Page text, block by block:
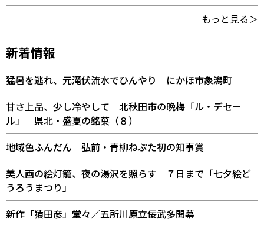
もっと見る＞
新着情報
猛暑を逃れ、元滝伏流水でひんやり にかほ市象潟町
甘さ上品、少し冷やして 北秋田市の晩梅「ル・デセー
ル」 県北・盛夏の銘菓（８）
地域色ふんだん 弘前・青柳ねぷた初の知事賞
美人画の絵灯籠、夜の湯沢を照らす ７日まで「七夕絵ど
うろうまつり」
新作「猿田彦」堂々／五所川原立佞武多開幕